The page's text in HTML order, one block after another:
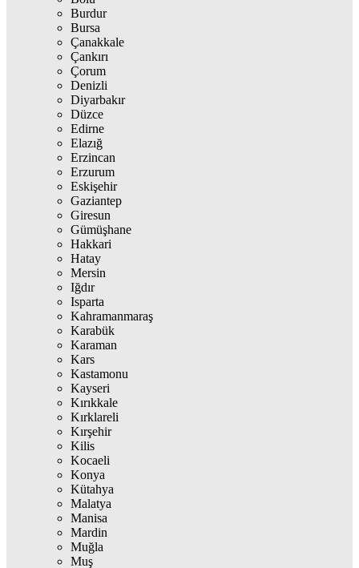
Burdur
Bursa
Çanakkale
Çankırı
Çorum
Denizli
Diyarbakır
Düzce
Edirne
Elazığ
Erzincan
Erzurum
Eskişehir
Gaziantep
Giresun
Gümüşhane
Hakkari
Hatay
Mersin
Iğdır
Isparta
Kahramanmaraş
Karabük
Karaman
Kars
Kastamonu
Kayseri
Kırıkkale
Kırklareli
Kırşehir
Kilis
Kocaeli
Konya
Kütahya
Malatya
Manisa
Mardin
Muğla
Muş